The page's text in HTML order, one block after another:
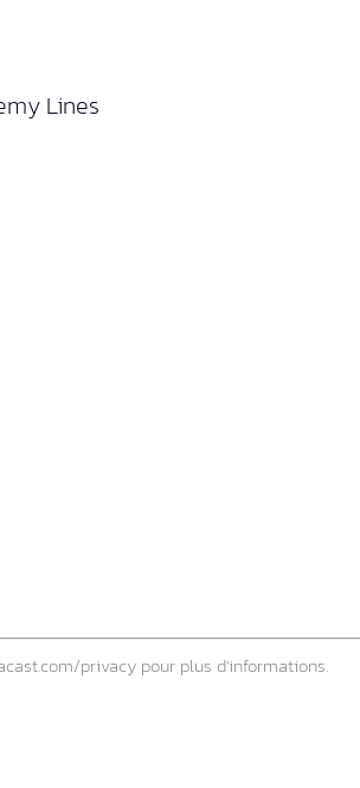
Lines
privacy pour plus d’informations.